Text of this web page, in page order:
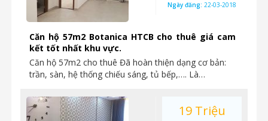
Căn hộ 57m2 Botanica HTCB cho thuê giá cam
kết tốt nhất khu vực.
Căn hộ 57m2 cho thuê Đã hoàn thiện dạng cơ bản:
trần, sàn, hệ thống chiếu sáng, tủ bếp,…. Là…
Ngày đăng: 22-03-2018
19 Triệu